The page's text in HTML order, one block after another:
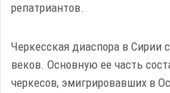
репатриантов.
Черкесская диаспора в Сирии
веков. Основную ее часть
черкесов, эмигрировавших в